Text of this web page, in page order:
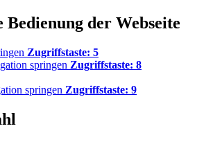
der Webseite
Zugriffstaste: 5
springen Zugriffstaste: 8
springen Zugriffstaste: 9